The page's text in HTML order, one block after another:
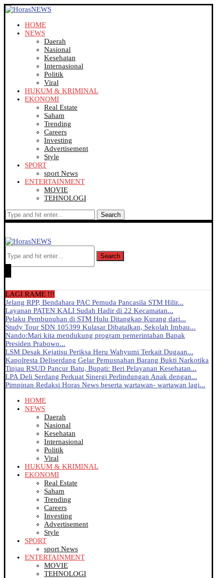
HOME
NEWS
Daerah
Nasional
Kesehatan
Internasional
Politik
Viral
HUKUM & KRIMINAL
EKONOMI
Real Estate
Saham
Trending
Careers
Investing
Advertisement
Style
SPORT
sport News
ENTERTAINMENT
MOVIE
TEHNOLOGI
Search
Search
LAGI RAME !!!
Jelang RPP, Bendahara PAC Pemuda Pancasila STM Hilir...
Layanan PATEN KALI Sudah Hadir di 22 Kecamatan...
Pelaku Pembunuhan di STM Hulu Ditangkap Kurang dari...
Study Tour SDN 105399 Kulasar Dibatalkan, Sekolah Imbau...
Nando:Mari kita mendukung program pemerintahan Bapak
Presiden Prabowo...
LSM Desak Kejatisu Periksa Heru Wahyumi Terkait Dugaan...
Kapolresta Deliserdang Gelar Pemusnahan Barang Bukti Narkotika
Tinjau RSUD Pancur Batu, Bupati: Beri Pelayanan Kesehatan...
LPA Deli Serdang Perkuat Sinergi Perlindungan Anak dengan...
Pimpinan Redaksi Horas News beserta wartawan- wartawan lagi...
HOME
NEWS
Daerah
Nasional
Kesehatan
Internasional
Politik
Viral
HUKUM & KRIMINAL
EKONOMI
Real Estate
Saham
Trending
Careers
Investing
Advertisement
Style
SPORT
sport News
ENTERTAINMENT
MOVIE
TEHNOLOGI